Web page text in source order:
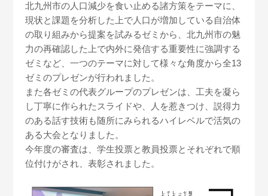
北九州市の人口減少を食い止める諸方策をテーマに、
現状と課題を分析した上で人口が増加している自治体
の取り組みから提案を試みるゼミから、北九州市の魅
力の再確認した上で内外に発信する重要性に強調する
ゼミなど、一つのテーマに対して様々な角度から全13
ゼミのプレゼンが行われました。
また各ゼミの代表グループのプレゼンは、工夫を凝ら
し丁寧に作られたスライドや、人を惹きつけ、説得力
のある話す技術も随所にみられるハイレベルで活気の
ある大会となりました。
今年度の審査は、学生投票と教員投票とそれぞれで順
位付けがされ、表彰されました。